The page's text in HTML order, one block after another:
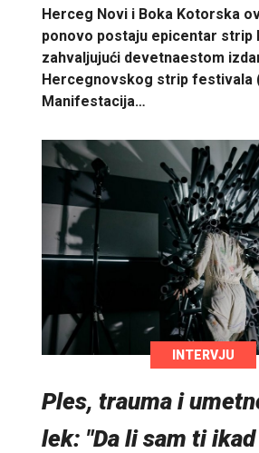
Herceg Novi i Boka Kotorska
ponovo postaju epicentar strip
zahvaljujući devetnaestom
Hercegnovskog strip festivala
Manifestacija…
INTERVJU
Ples, trauma i
lek: "Da li sam ti